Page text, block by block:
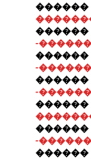
������
������
-
������
-
������
-
������
������
-
������